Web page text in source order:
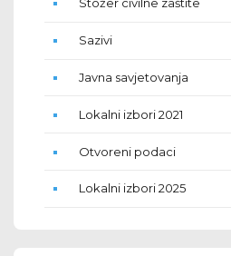
Stožer civilne zaštite
Sazivi
Javna savjetovanja
Lokalni izbori 2021
Otvoreni podaci
Lokalni izbori 2025